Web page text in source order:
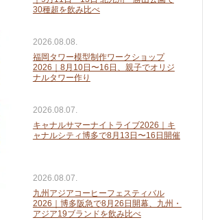
30種超を飲み比べ
2026.08.08.
福岡タワー模型制作ワークショップ
2026｜8月10日〜16日、親子でオリジ
ナルタワー作り
2026.08.07.
キャナルサマーナイトライブ2026｜キ
ャナルシティ博多で8月13日〜16日開催
2026.08.07.
九州アジアコーヒーフェスティバル
2026｜博多阪急で8月26日開幕、九州・
アジア19ブランドを飲み比べ